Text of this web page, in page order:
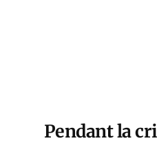
Pendant la